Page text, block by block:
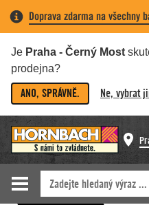
Doprava zdarma na všechny
Je Praha - Černý Most
prodejna?
ANO, SPRÁVNĚ. Ne, vybrat